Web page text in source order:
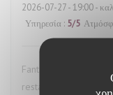
2026-07-27- 19:00 -
Υπηρεσία : 5/5
Fantastic wine list,
restaurant is highly